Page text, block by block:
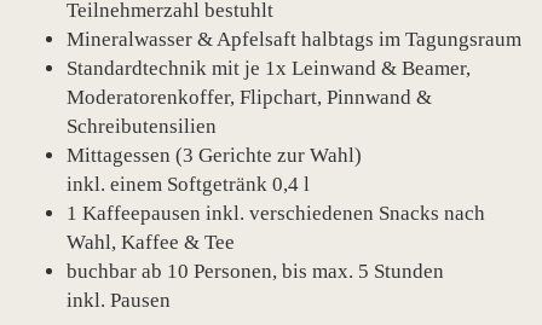
Teilnehmerzahl bestuhlt
Mineralwasser & Apfelsaft halbtags im Tagungsraum
Standardtechnik mit je 1x Leinwand & Beamer,
Moderatorenkoffer, Flipchart, Pinnwand &
Schreibutensilien
Mittagessen (3 Gerichte zur Wahl)
inkl. einem Softgetränk 0,4 l
1 Kaffeepausen inkl. verschiedenen Snacks nach
Wahl, Kaffee & Tee
buchbar ab 10 Personen, bis max. 5 Stunden
inkl. Pausen